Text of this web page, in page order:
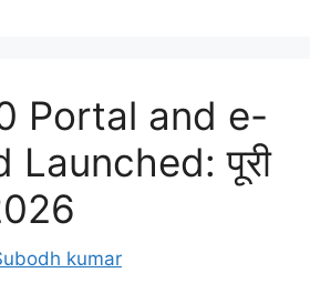
Portal and e-
Launched: पूरी
kumar